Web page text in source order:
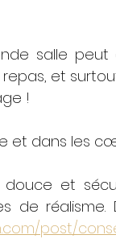
salle peut
repas, et
!
et dans les
et
post/